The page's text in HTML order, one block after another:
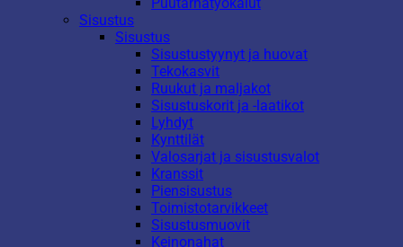
Sisustus
Sisustus
Sisustustyynyt ja huovat
Tekokasvit
Ruukut ja maljakot
Sisustuskorit ja -laatikot
Lyhdyt
Kynttilät
Valosarjat ja sisustusvalot
Kranssit
Piensisustus
Toimistotarvikkeet
Sisustusmuovit
Keinonahat